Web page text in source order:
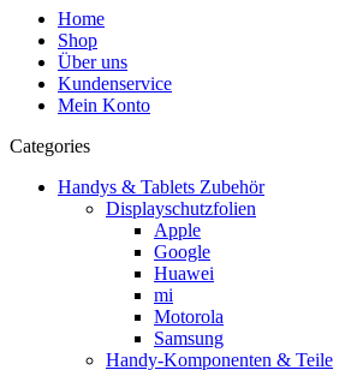
Home
Shop
Über uns
Kundenservice
Mein Konto
Categories
Handys & Tablets Zubehör
Displayschutzfolien
Apple
Google
Huawei
mi
Motorola
Samsung
Handy-Komponenten & Teile